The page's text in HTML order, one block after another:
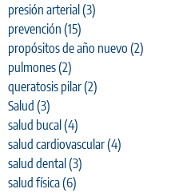
presión arterial (3)
prevención (15)
propósitos de año nuevo (2)
pulmones(2)
queratosis pilar(2)
Salud (3)
salud bucal (4)
salud cardiovascular(4)
salud dental (3)
salud física(6)